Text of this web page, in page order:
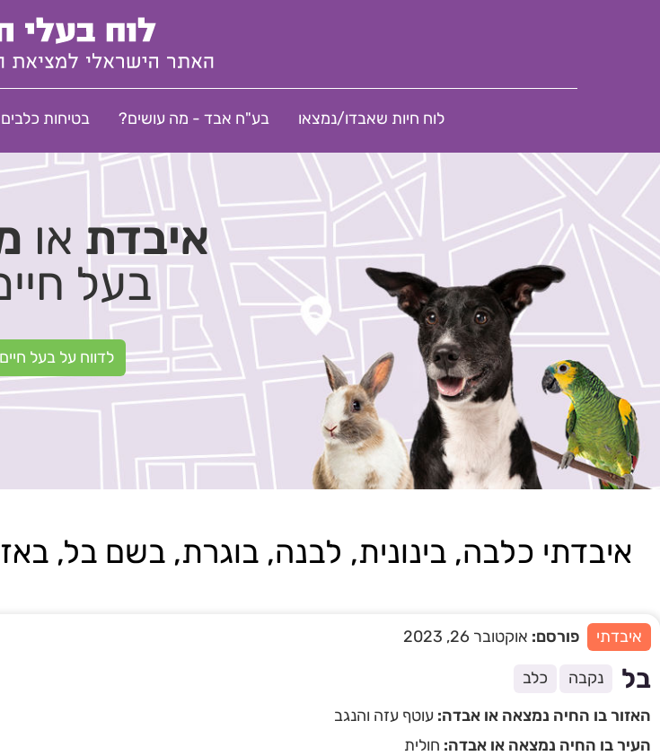
לוח חיות שאבדו/נמצאו בע"ח אבד - מה עושים? בטיחות
איבדת או
בעל
לדווח על בעל חיים
איבדתי כלבה, בינונית, לבנה, בוגרת, בשם בל, באזור
איבדתי פורסם: אוקטובר 26, 2023
בל נקבה
כלב
האזור בו החיה נמצאה או אבדה: עוטף עזה והנגב
העיר בו החיה נמצאה או אבדה: חולית